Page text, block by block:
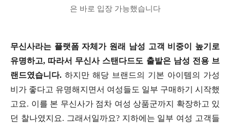
은 바로 입장 가능했습니다
무신사라는 플랫폼 자체가 원래 남성 고객 비중이 높기로
유명하고, 따라서 무신사 스탠다드도 출발은 남성 전용 브
랜드였습니다. 하지만 해당 브랜드의 기본 아이템의 가성
비가 좋다고 유명해지면서 여성들도 일부 구매하기 시작했
고요. 이를 본 무신사가 점차 여성 상품군까지 확장하고 있
던 찰나였지요. 그래서일까요? 지하에는 일부 여성 고객들